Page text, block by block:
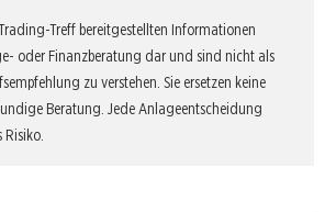
Treff bereitgestellten Informationen
oder Finanzberatung dar und sind nicht als
zu verstehen. Sie ersetzen keine
Beratung. Jede Anlageentscheidung